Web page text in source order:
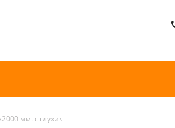
мм. с глухим окном Артикул 45308